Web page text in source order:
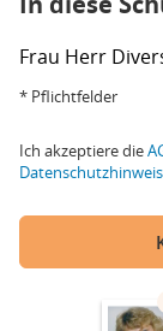
Frau Herr
* Pflichtfelder
Ich akzeptiere die